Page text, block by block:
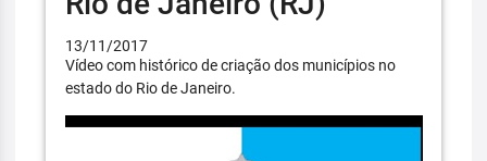
13/11/2017
Vídeo com histórico de criação dos municípios no
estado do Rio de Janeiro.